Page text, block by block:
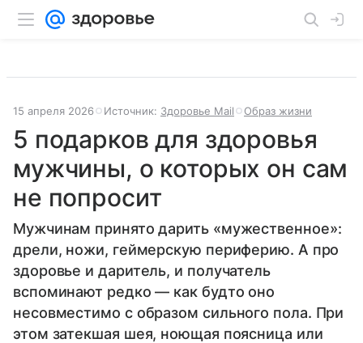
15 апреля 2026 Источник: Здоровье Mail Образ жизни
5 подарков для здоровья
мужчины, о которых он сам
не попросит
Мужчинам принято дарить «мужественное»:
дрели, ножи, геймерскую периферию. А про
здоровье и даритель, и получатель
вспоминают редко — как будто оно
несовместимо с образом сильного пола. При
этом затекшая шея, ноющая поясница или